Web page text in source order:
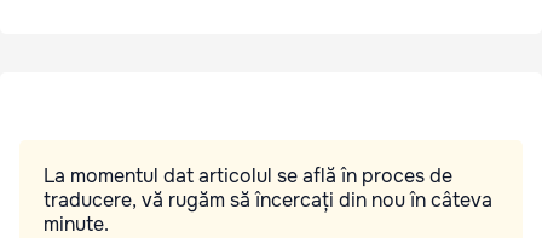
La momentul dat articolul se află în proces de
traducere, vă rugăm să încercați din nou în câteva
minute.